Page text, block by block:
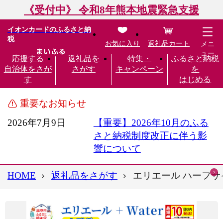
《受付中》 令和8年熊本地震緊急支援
イオンカードのふるさと納
税
応援する
自治体をさが
す
返礼品を
さがす
特集・
キャンペーン
ふるさと納税
を
はじめる
お気に入り 返礼品カート
メニ
ュー
重要なお知らせ
2026年7月9日
【重要】2026年10月のふる
さと納税制度改正に伴う影
響について
HOME 返礼品をさがす エリエール ハーフ